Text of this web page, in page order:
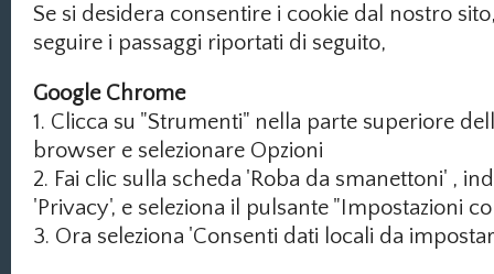
Se si desidera consentire i cookie dal nostro
seguire i passaggi riportati di seguito,
Google Chrome
1. Clicca su "Strumenti" nella parte superiore
browser e selezionare Opzioni
2. Fai clic sulla scheda 'Roba da smanettoni' ,
'Privacy', e seleziona il pulsante "Impostazioni
3. Ora seleziona 'Consenti dati locali da